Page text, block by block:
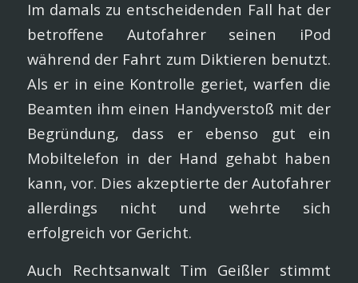
Im damals zu entscheidenden Fall hat der
betroffene Autofahrer seinen iPod
während der Fahrt zum Diktieren benutzt.
Als er in eine Kontrolle geriet, warfen die
Beamten ihm einen Handyverstoß mit der
Begründung, dass er ebenso gut ein
Mobiltelefon in der Hand gehabt haben
kann, vor. Dies akzeptierte der Autofahrer
allerdings nicht und wehrte sich
erfolgreich vor Gericht.
Auch Rechtsanwalt Tim Geißler stimmt